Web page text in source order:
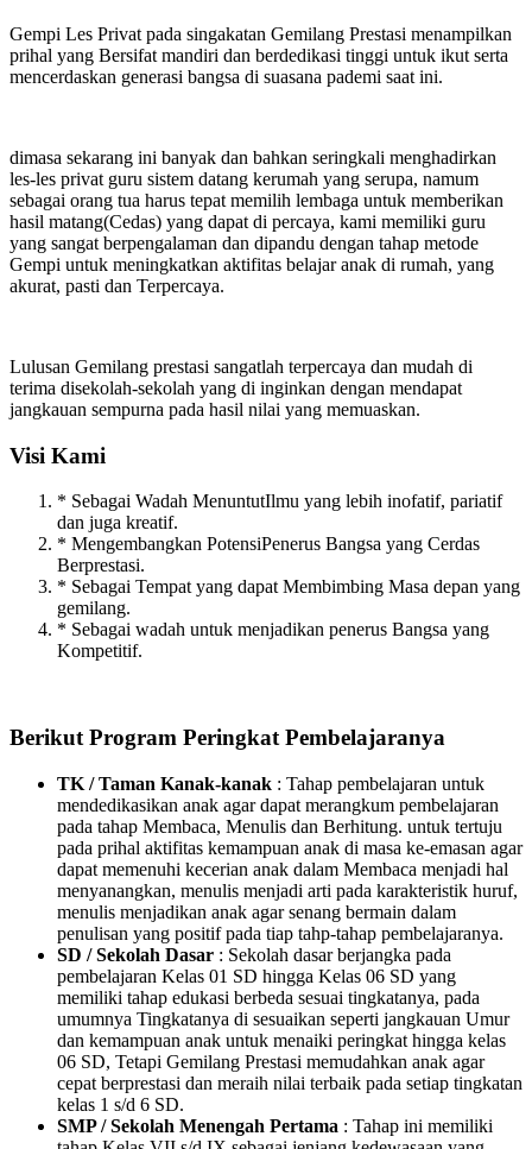
Gempi Les Privat pada singakatan Gemilang Prestasi menampilkan
prihal yang Bersifat mandiri dan berdedikasi tinggi untuk ikut serta
mencerdaskan generasi bangsa di suasana pademi saat ini.
dimasa sekarang ini banyak dan bahkan seringkali menghadirkan
les-les privat guru sistem datang kerumah yang serupa, namum
sebagai orang tua harus tepat memilih lembaga untuk memberikan
hasil matang(Cedas) yang dapat di percaya, kami memiliki guru
yang sangat berpengalaman dan dipandu dengan tahap metode
Gempi untuk meningkatkan aktifitas belajar anak di rumah, yang
akurat, pasti dan Terpercaya.
Lulusan Gemilang prestasi sangatlah terpercaya dan mudah di
terima disekolah-sekolah yang di inginkan dengan mendapat
jangkauan sempurna pada hasil nilai yang memuaskan.
Visi Kami
* Sebagai Wadah MenuntutIlmu yang lebih inofatif, pariatif
dan juga kreatif.
* Mengembangkan PotensiPenerus Bangsa yang Cerdas
Berprestasi.
* Sebagai Tempat yang dapat Membimbing Masa depan yang
gemilang.
* Sebagai wadah untuk menjadikan penerus Bangsa yang
Kompetitif.
Berikut Program Peringkat Pembelajaranya
TK / Taman Kanak-kanak : Tahap pembelajaran untuk
mendedikasikan anak agar dapat merangkum pembelajaran
pada tahap Membaca, Menulis dan Berhitung. untuk tertuju
pada prihal aktifitas kemampuan anak di masa ke-emasan agar
dapat memenuhi kecerian anak dalam Membaca menjadi hal
menyanangkan, menulis menjadi arti pada karakteristik huruf,
menulis menjadikan anak agar senang bermain dalam
penulisan yang positif pada tiap tahp-tahap pembelajaranya.
SD / Sekolah Dasar : Sekolah dasar berjangka pada
pembelajaran Kelas 01 SD hingga Kelas 06 SD yang
memiliki tahap edukasi berbeda sesuai tingkatanya, pada
umumnya Tingkatanya di sesuaikan seperti jangkauan Umur
dan kemampuan anak untuk menaiki peringkat hingga kelas
06 SD, Tetapi Gemilang Prestasi memudahkan anak agar
cepat berprestasi dan meraih nilai terbaik pada setiap tingkatan
kelas 1 s/d 6 SD.
SMP / Sekolah Menengah Pertama : Tahap ini memiliki